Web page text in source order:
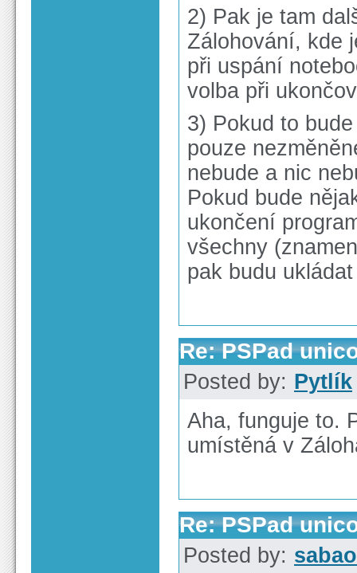
2) Pak je tam
Zálohování, kde
při uspání
volba při
3) Pokud to
pouze
nebude a nic
Pokud bude
ukončení
všechny
pak budu
Re: PSPad
Posted by: Pytlík
Aha, funguje to.
umístěná v
Re: PSPad
Posted by: